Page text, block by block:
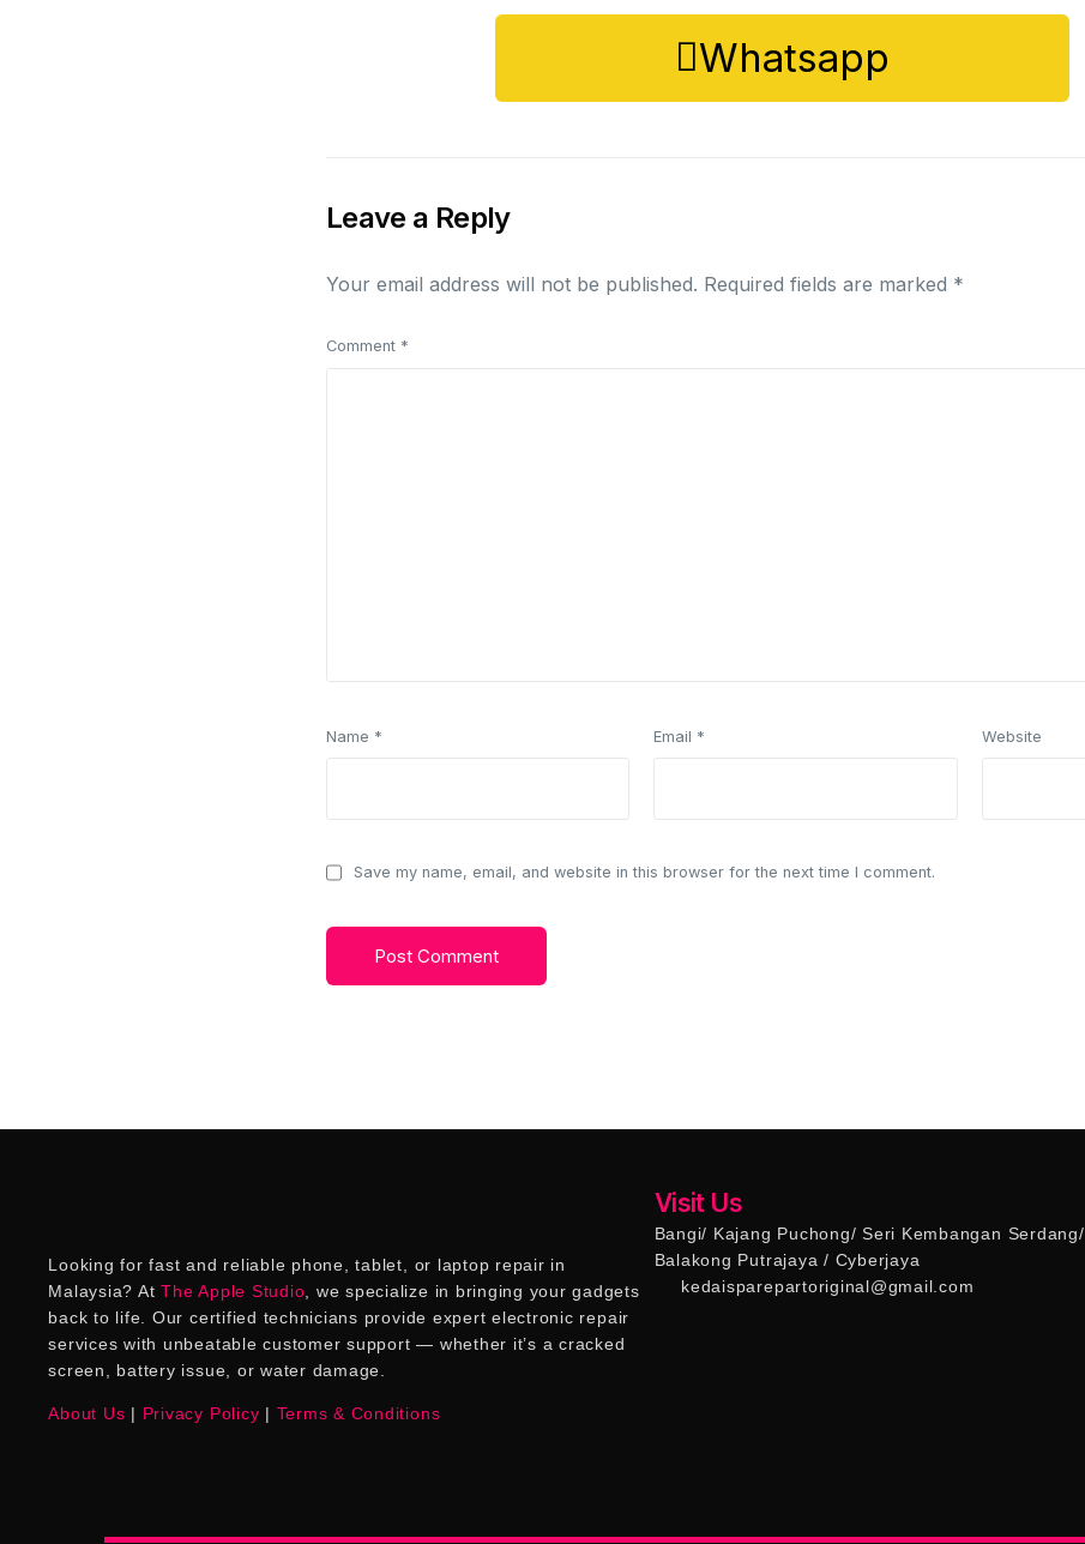
Whatsapp
Leave a Reply
Your email address will not be published. Required fields are marked *
Comment *
Name * Email * Website
Save my name, email, and website in this browser for the next time I comment.
Looking for fast and reliable phone, tablet, or laptop repair in
Malaysia? AtThe Apple Studio , we specialize in bringing your gadgets
back to life. Our certified technicians provide expert electronic repair
services with unbeatable customer support — whether it’s a cracked
screen, battery issue, or water damage.
About Us | Privacy Policy | Terms & Conditions
Visit Us
Bangi/ Kajang Puchong/ Seri Kembangan Serdang/
Balakong Putrajaya / Cyberjaya
kedaisparepartoriginal@gmail.com